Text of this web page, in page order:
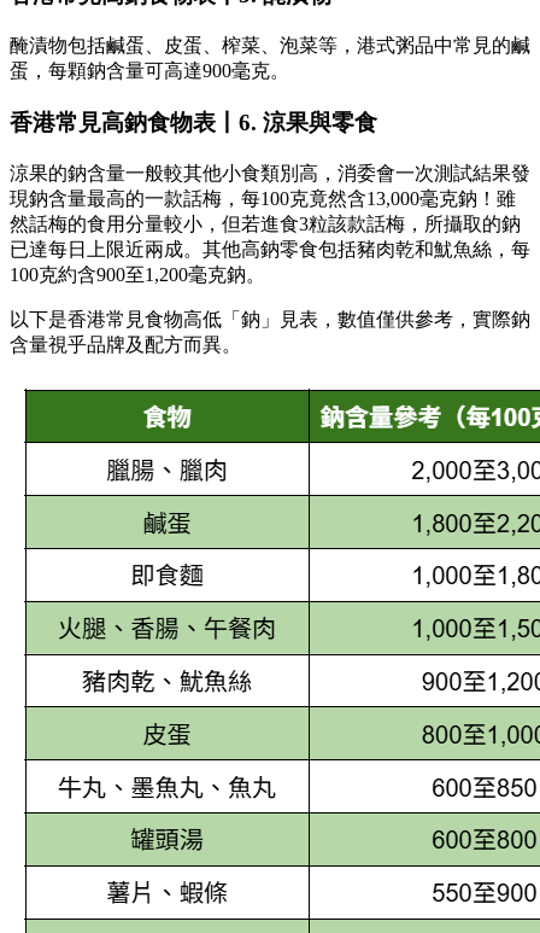
醃漬物包括鹹蛋、皮蛋、榨菜、泡菜等，港式粥品中常見的鹹
蛋，每顆鈉含量可高達900毫克。
香港常見高鈉食物表丨6. 涼果與零食
涼果的鈉含量一般較其他小食類別高，消委會一次測試結果發
現鈉含量最高的一款話梅，每100克竟然含13,000毫克鈉！雖
然話梅的食用分量較小，但若進食3粒該款話梅，所攝取的鈉
已達每日上限近兩成。其他高鈉零食包括豬肉乾和魷魚絲，每
100克約含900至1,200毫克鈉。
以下是香港常見食物高低「鈉」見表，數值僅供參考，實際鈉
含量視乎品牌及配方而異。